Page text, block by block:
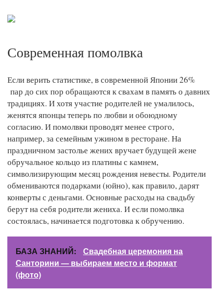
Современная помолвка
Если верить статистике, в современной Японии 26%
пар до сих пор обращаются к свахам в память о давних
традициях. И хотя участие родителей не умалилось,
женятся японцы теперь по любви и обоюдному
согласию. И помолвки проводят менее строго,
например, за семейным ужином в ресторане. На
праздничном застолье жених вручает будущей жене
обручальное кольцо из платины с камнем,
символизирующим месяц рождения невесты. Родители
обмениваются подарками (юйно), как правило, дарят
конверты с деньгами. Основные расходы на свадьбу
берут на себя родители жениха. И если помолвка
состоялась, начинается подготовка к обручению.
БАЗА ЗНАНИЙ:
Свадебная церемония на
Санторини — выбираем место и формат
(фото)